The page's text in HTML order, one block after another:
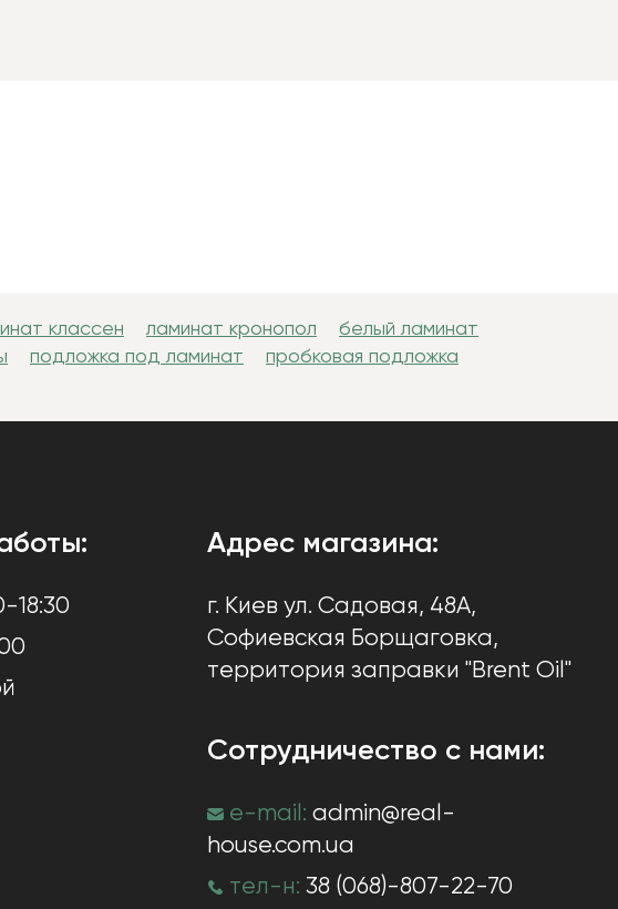
классен ламинат кронопол
белый ламинат
подложка под ламинат
пробковая подложка
18:30
Адрес магазина:
г. Киев ул. Садовая, 48А,
Софиевская Борщаговка,
территория заправки "Brent Oil"
Сотрудничество с нами:
e-mail: admin@real-
house.com.ua
тел-н: 38 (068)-807-22-70